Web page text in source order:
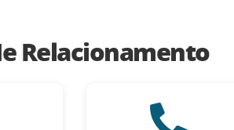
Relacionamento